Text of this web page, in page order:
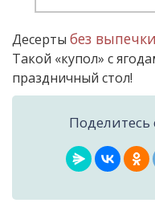
Десерты без выпечки
Такой «купол» с
праздничный стол!
Поделитесь